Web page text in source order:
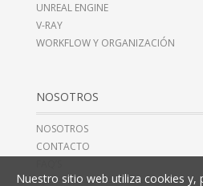
UNREAL ENGINE
V-RAY
WORKFLOW Y ORGANIZACIÓN
NOSOTROS
NOSOTROS
CONTACTO
Nuestro sitio web utiliza cookies y,